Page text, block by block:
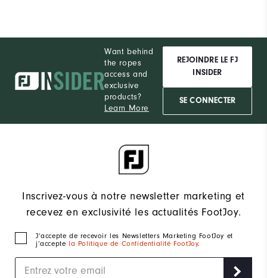
Want behind
the ropes
access and
exclusive
products?
Learn More
REJOINDRE LE FJ
INSIDER
SE CONNECTER
Inscrivez-vous à notre newsletter marketing et
recevez en exclusivité les actualités FootJoy.
J‘accepte de recevoir les Newsletters Marketing FootJoy et
j’accepte
la Politique de Confidentialité FootJoy.